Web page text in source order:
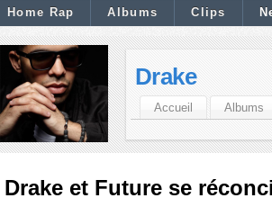
Home Rap Albums Clips
Drake
Accueil Albums
Drake et Future se